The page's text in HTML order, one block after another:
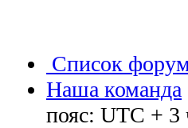
Список
Наша команда
пояс: UTC + 3